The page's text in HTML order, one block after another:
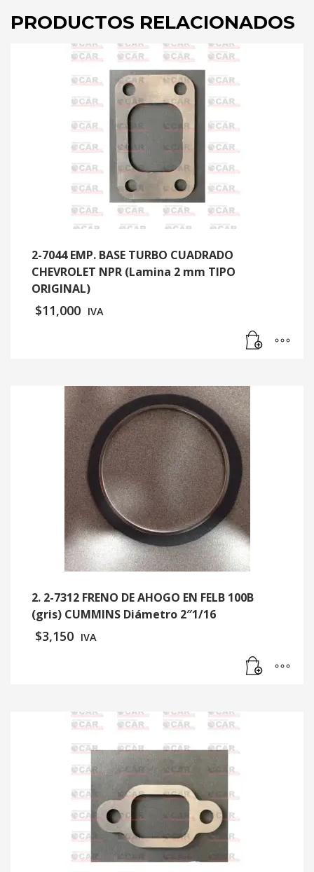
PRODUCTOS RELACIONADOS
2-7044 EMP. BASE TURBO CUADRADO
CHEVROLET NPR (Lamina 2 mm TIPO
ORIGINAL)
$11,000 IVA
2. 2-7312 FRENO DE AHOGO EN FELB 100B
(gris) CUMMINS Diámetro 2″1/16
$3,150 IVA